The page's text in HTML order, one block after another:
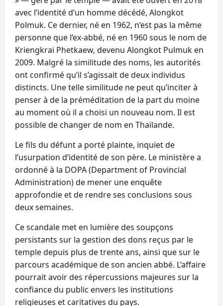
avec l’identité d’un homme décédé, Alongkot
Polmuk. Ce dernier, né en 1962, n’est pas la même
personne que l’ex-abbé, né en 1960 sous le nom de
Kriengkrai Phetkaew, devenu Alongkot Pulmuk en
2009. Malgré la similitude des noms, les autorités
ont confirmé qu’il s’agissait de deux individus
distincts. Une telle similitude ne peut qu’inciter à
penser à de la préméditation de la part du moine
au moment où il a choisi un nouveau nom. Il est
possible de changer de nom en Thaïlande.
Le fils du défunt a porté plainte, inquiet de
l’usurpation d’identité de son père. Le ministère a
ordonné à la DOPA (Department of Provincial
Administration) de mener une enquête
approfondie et de rendre ses conclusions sous
deux semaines.
Ce scandale met en lumière des soupçons
persistants sur la gestion des dons reçus par le
temple depuis plus de trente ans, ainsi que sur le
parcours académique de son ancien abbé. L’affaire
pourrait avoir des répercussions majeures sur la
confiance du public envers les institutions
religieuses et caritatives du pays.